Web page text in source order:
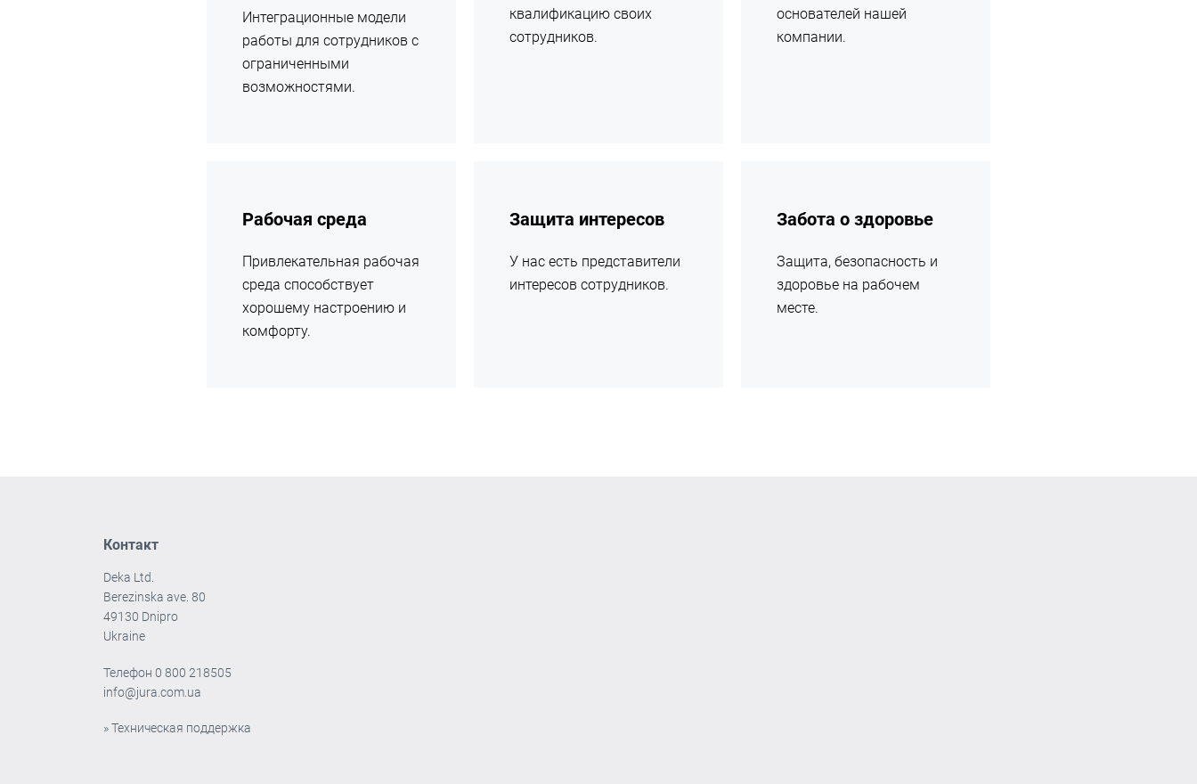
Интеграционные модели
работы для сотрудников с
ограниченными
возможностями.
квалификацию своих
сотрудников.
основателей нашей
компании.
Рабочая среда
Привлекательная рабочая
среда способствует
хорошему настроению и
комфорту.
Защита интересов
У нас есть представители
интересов сотрудников.
Забота о здоровье
Защита, безопасность и
здоровье на рабочем
месте.
Контакт
Deka Ltd.
Berezinska ave. 80
49130 Dnipro
Ukraine
Телефон0 800 218505
info@jura.com.ua
» Техническая поддержка